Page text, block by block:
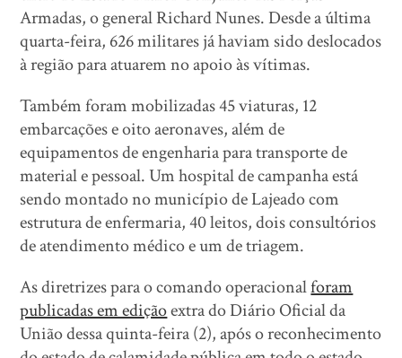
Armadas, o general Richard Nunes. Desde a última
quarta-feira, 626 militares já haviam sido deslocados
à região para atuarem no apoio às vítimas.
Também foram mobilizadas 45 viaturas, 12
embarcações e oito aeronaves, além de
equipamentos de engenharia para transporte de
material e pessoal. Um hospital de campanha está
sendo montado no município de Lajeado com
estrutura de enfermaria, 40 leitos, dois consultórios
de atendimento médico e um de triagem.
As diretrizes para o comando operacionalforam
publicadas em ediçãoextra do Diário Oficial da
União dessa quinta-feira (2), após o reconhecimento